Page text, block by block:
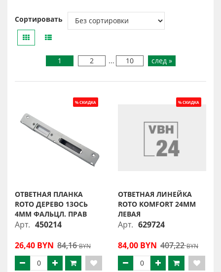
Сортировать
1 2 ... 10 след »
ОТВЕТНАЯ ПЛАНКА
ROTO ДЕРЕВО 13ОСЬ
4ММ ФАЛЬЦЛ. ПРАВ
Арт. 450214
26,40 BYN 84,16BYN
ОТВЕТНАЯ ЛИНЕЙКА
ROTO KOMFORT 24ММ
ЛЕВАЯ
Арт. 629724
84,00 BYN 407,22BYN